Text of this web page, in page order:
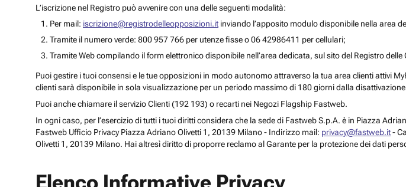
L’iscrizione nel Registro può avvenire con una delle seguenti modalità:
Per mail: iscrizione@registrodelleopposizioni.it inviando l’apposito modulo disponibile nella area
Tramite il numero verde: 800 957 766 per utenze fisse o 06 42986411 per cellulari;
Tramite Web compilando il form elettronico disponibile nell’area dedicata, sul sito del Registro
Puoi gestire i tuoi consensi e le tue opposizioni in modo autonomo attraverso la tua area clienti attivi
clienti sarà disponibile in sola visualizzazione per un periodo massimo di 180 giorni dalla
Puoi anche chiamare il servizio Clienti (192 193) o recarti nei Negozi Flagship Fastweb.
In ogni caso, per l’esercizio di tutti i tuoi diritti considera che la sede di Fastweb S.p.A. è in Piazza
Fastweb Ufficio Privacy Piazza Adriano Olivetti 1, 20139 Milano - Indirizzo mail: privacy@fastweb.it-
Olivetti 1, 20139 Milano. Hai altresì diritto di proporre reclamo al Garante per la protezione dei dati